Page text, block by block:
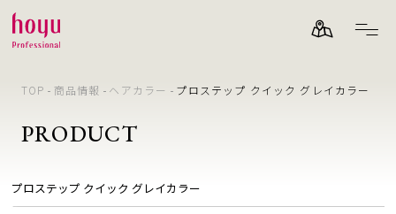
TOP 商品情報 ヘアカラー プロステップ クイック グレイカラー
PRODUCT
プロステップ クイック グレイカラー